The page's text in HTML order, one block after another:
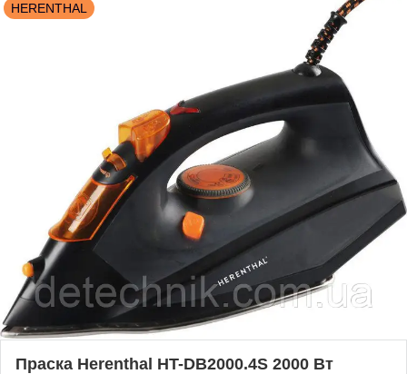
HERENTHAL
Праска Herenthal HT-DB2000.4S 2000 Вт